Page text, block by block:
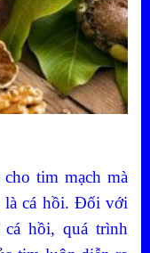
tim mạch mà
là cá hồi. Đối với
hồi, quá trình